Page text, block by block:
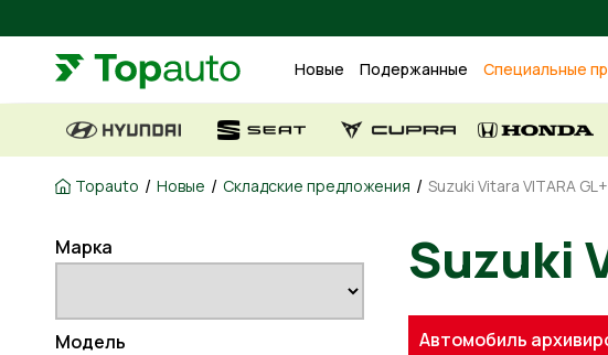
Новые Подержанные Специальные
Topauto / Новые / Складские предложения / Suzuki Vitara VITARA
Марка
Модель Автомобиль